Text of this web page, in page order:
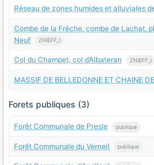
Réseau de zones humides et alluviales
Combe de la Frêche, combe de Lachat,
Neuf
ZNIEFF_I
Col du Champet, col d’Albateran ZNIEFF_I
MASSIF DE BELLEDONNE ET CHAINE
Forets publiques (3)
Forêt Communale de Presle publique
Forêt Communale du Verneil publique